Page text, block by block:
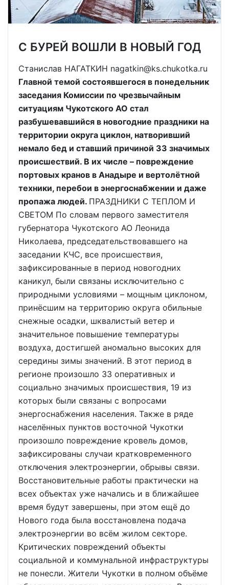
С БУРЕЙ ВОШЛИ В НОВЫЙ ГОД
Станислав НАГАТКИН nagatkin@ks.chukotka.ru
Главной темой состоявшегося в понедельник
заседания Комиссии по чрезвычайным
ситуациям Чукотского АО стал
разбушевавшийся в новогодние праздники на
территории округа циклон, натворивший
немало бед и ставший причиной 33 значимых
происшествий. В их числе – повреждение
портовых кранов в Анадыре и вертолётной
техники, перебои в энергоснабжении и даже
пропажа людей. ПРАЗДНИКИ С ТЕПЛОМ И
СВЕТОМ По словам первого заместителя
губернатора Чукотского АО Леонида
Николаева, председательствовавшего на
заседании КЧС, все происшествия,
зафиксированные в период новогодних
каникул, были связаны исключительно с
природными условиями – мощным циклоном,
принёсшим на территорию округа обильные
снежные осадки, шквалистый ветер и
значительное повышение температуры
воздуха, достигшей аномально высоких для
середины зимы значений. В этот период в
регионе произошло 33 оперативных и
социально значимых происшествия, 19 из
которых были связаны с вопросами
энергоснабжения населения. Также в ряде
населённых пунктов восточной Чукотки
произошло повреждение кровель домов,
зафиксированы случаи кратковременного
отключения электроэнергии, обрывы связи.
Восстановительные работы практически на
всех объектах уже начались и в ближайшее
время будут завершены, при этом ещё до
Нового года была восстановлена подача
электроэнергии во всём жилом секторе.
Критических повреждений объекты
социальной и коммунальной инфраструктуры
не понесли. Жители Чукотки в полном объёме